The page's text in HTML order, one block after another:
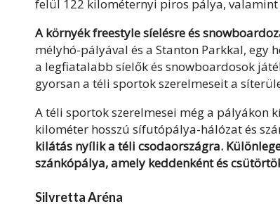
felül 122 kilométernyi piros pálya,
A környék freestyle síelésreés
mélyhó-pályával és a Stanton Parkkal, egy
a legfiatalabb síelők és snowboardosok
gyorsan a téli sportok szerelmeseit a
A téli sportok szerelmesei még a
kilométer hosszú sífutópálya-hálózat és
kilátás nyílik a téli csodaországra.
szánkópálya, amely keddenként és
Silvretta Aréna